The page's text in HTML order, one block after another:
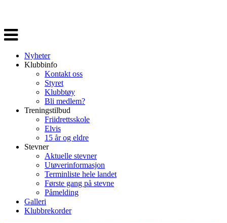
Veksle
navigasjon
Nyheter
Klubbinfo
Kontakt oss
Styret
Klubbtøy
Bli medlem?
Treningstilbud
Friidrettsskole
Elvis
15 år og eldre
Stevner
Aktuelle stevner
Utøverinformasjon
Terminliste hele landet
Første gang på stevne
Påmelding
Galleri
Klubbrekorder